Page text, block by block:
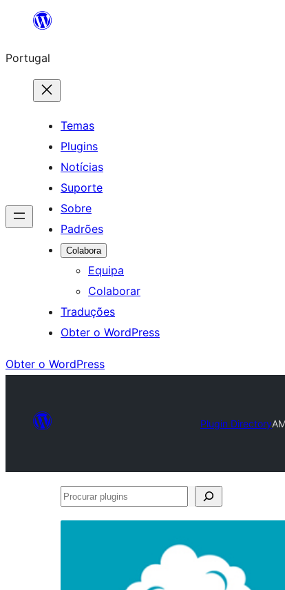
Saltar
o
conteúdo
Portugal
Temas
Plugins
Notícias
Suporte
Sobre
Padrões
Colabora
Equipa
Colaborar
Traduções
Obter o WordPress
Obter o WordPress
Plugin Directory
Procurar